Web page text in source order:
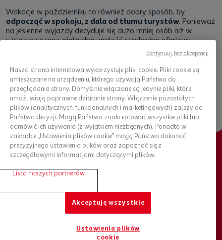
Wakacje w październiku to również dobry sposób, by
odpocząć w spokoju, z dala od tłumu turystów. Ponieważ
na jesienne wyjazdy decyduje się dużo mniej osób niż w
szczycie sezonu, nietrudno znaleźć atrakcyjną ofertę w
korzystnej cenie. Mamy nadzieję, że wśród naszych propozycji,
udało Ci się znaleźć coś dla siebie. Jeśli jednak nadal szukasz
inspiracji, zapoznaj się z innymi wpisami na naszymblogu
Znajdziesz tam wiele ciekawych pomysłów, jak aktywnie i
ciekawie spędzić urlop jesienią!
Bądź na bieżąco, zapisz się do newslettera
ZAPISZ SIĘ DO NEWSLETTERA
Nasza strona internetowa wykorzystuje pliki cookie. Pliki cookie są
umieszczane na urządzeniu, którego używają Państwo do
przeglądania strony. Domyślnie włączone są jedynie pliki, które
umożliwiają poprawne działanie strony. Włączenie pozostałych
plików (analitycznych, funkcjonalnych i marketingowych) zależy od
Państwa decyzji. Mogą Państwo zaakceptować wszystkie pliki lub
odmówić ich używania (z wyjątkiem niezbędnych). Ponadto w
zakładce „Ustawienia plików cookie” mogą Państwo dokonać
precyzyjnego ustawienia plików oraz zapoznać się z
szczegółowymi informacjami dotyczącymi plików.
Lista naszych partnerów
Akceptuję wszystkie
Ustawienia plików
cookie
Kontynuuj bez akceptacji